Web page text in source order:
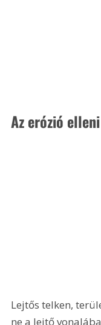
Az erózió
Lejtős telken,
ne a lejtő